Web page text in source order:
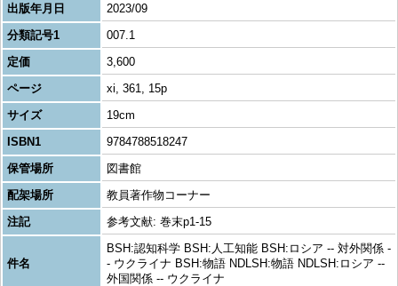
出版年月日
2023/09
分類記号1
007.1
定価
3,600
ページ
xi, 361, 15p
サイズ
19cm
ISBN1
9784788518247
保管場所
図書館
配架場所
教員著作物コーナー
注記
参考文献: 巻末p1-15
件名
BSH:認知科学 BSH:人工知能 BSH:ロシア -- 対外関係 -
- ウクライナ BSH:物語 NDLSH:物語 NDLSH:ロシア --
外国関係 -- ウクライナ